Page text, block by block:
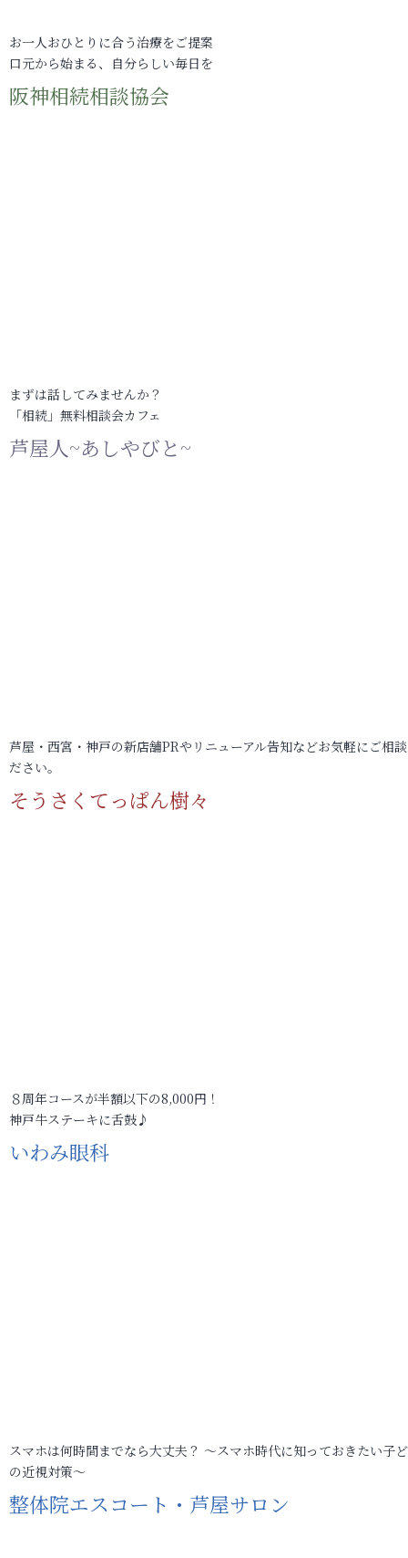
お一人おひとりに合う治療をご提案
口元から始まる、自分らしい毎日を
阪神相続相談協会
まずは話してみませんか？
「相続」無料相談会カフェ
芦屋人~あしやびと~
芦屋・西宮・神戸の新店舗PRやリニューアル告知などお気軽にご相
ださい。
そうさくてっぱん樹々
８周年コースが半額以下の8,000円！
神戸牛ステーキに舌鼓♪
いわみ眼科
スマホは何時間までなら大丈夫？ ～スマホ時代に知っておきたい子
の近視対策～
整体院エスコート・芦屋サロン